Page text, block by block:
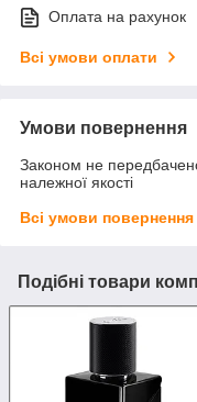
Оплата на рахунок
Всі умови оплати
Умови повернення
Законом не
належної якості
Всі умови повернення
Подібні товари